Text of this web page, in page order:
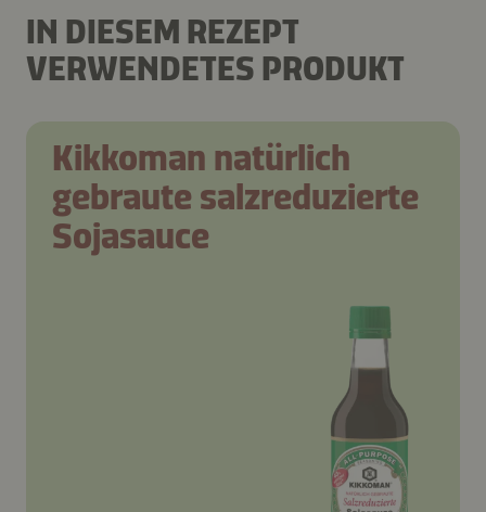
IN DIESEM REZEPT
VERWENDETES PRODUKT
Kikkoman natürlich
gebraute salzreduzierte
Sojasauce